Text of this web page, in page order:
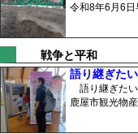
令和8年6月6
戦争と平和
語り継ぎた
語り継ぎたい
鹿屋市観光物